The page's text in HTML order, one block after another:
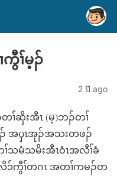
ကွီၢ်မ့ၣ်
2 ปี ago
ၢ်ဆှိးအီၤ (မ့)ဘၣ်တၢ်
အၦၤအုၣ်အသးတဖၣ်
သမံသမိးအီၤဝံၤအလီၢ်ခံ
လိ၁်ကွီၢ်တဂၤ အတၢ်ကမၣ်တ